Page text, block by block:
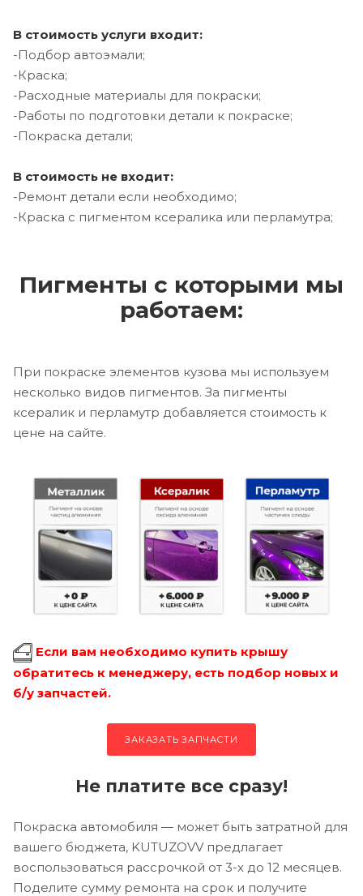
В стоимость услуги входит:
-Подбор автоэмали;
-Краска;
-Расходные материалы для покраски;
-Работы по подготовки детали к покраске;
-Покраска детали;
В стоимость не входит:
-Ремонт детали если необходимо;
-Краска с пигментом ксералика или перламутра;
Пигменты с которыми мы
работаем:
При покраске элементов кузова мы используем
несколько видов пигментов. За пигменты
ксералик и перламутр добавляется стоимость к
цене на сайте.
Если вам необходимо купить крышу
обратитесь к менеджеру, есть подбор новых и
б/у запчастей.
ЗАКАЗАТЬ ЗАПЧАСТИ
Не платите все сразу!
Покраска автомобиля — может быть затратной для
вашего бюджета, KUTUZOVV предлагает
воспользоваться рассрочкой от 3-х до 12 месяцев.
Поделите сумму ремонта на срок и получите